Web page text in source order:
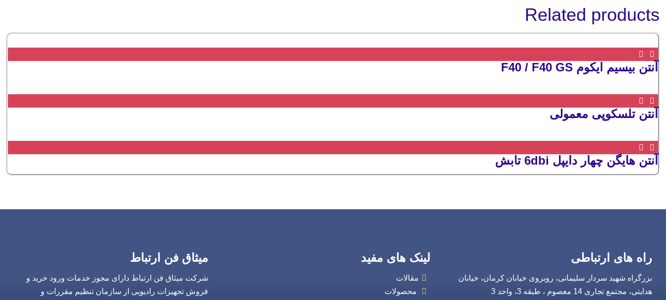
Related products
آنتن بیسیم ایکوم F40 / F40 GS
آنتن تلسکوپی معمولی
آنتن هایگن چهار دایپل 6dbi تابش
میثاق فن ارتباط
شرکت میثاق فن ارتباط دارای مجوز خدمات ورود خرید و
فروش تجهیزات رادیویی از سازمان تنظیم مقررات و
لینک های مفید
مقالات
محصولات
راه های ارتباطی
بزرگراه شهید سردار سلیمانی، روبروی خیابان کرمان، خیابان
هدایتی، مجتمع تجاری 14 معصوم ، طبقه 3، واحد 3